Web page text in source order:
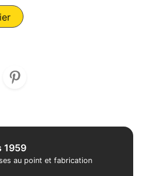
1959
au point et fabrication